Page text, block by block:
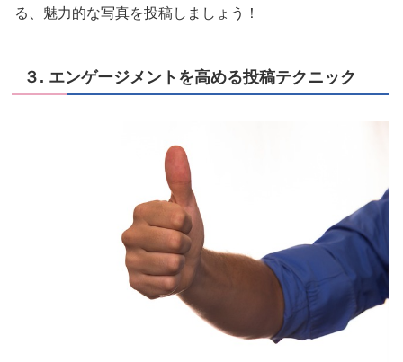
る、魅力的な写真を投稿しましょう！
３. エンゲージメントを高める投稿テクニック